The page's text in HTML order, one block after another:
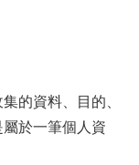
的資料、目的、
於一筆個人資